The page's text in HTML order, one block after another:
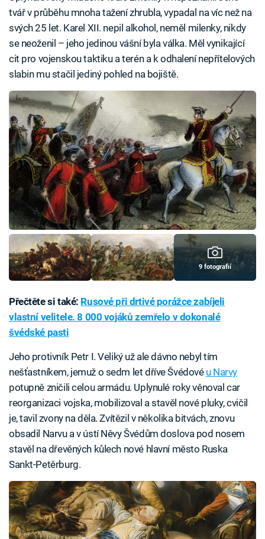
tvář v průběhu mnoha tažení zhrubla, vypadal na víc než na
svých 25 let. Karel XII. nepil alkohol, neměl milenky, nikdy
se neoženil – jeho jedinou vášní byla válka. Měl vynikající
cit pro vojenskou taktiku a terén a k odhalení nepřítelových
slabin mu stačil jediný pohled na bojiště.
9 fotografií
Přečtěte si také: Rusové při drtivé porážce zabíjeli
vlastní velitele. 8 000 vojáků zemřelo v dokonalé
švédské pasti
Jeho protivník Petr I. Veliký už ale dávno nebyl tím
nešťastníkem, jemuž o sedm let dříve Švédové u Narvy
potupně zničili celou armádu. Uplynulé roky věnoval car
reorganizaci vojska, mobilizoval a stavěl nové pluky, cvičil
je, tavil zvony na děla. Zvítězil v několika bitvách, znovu
obsadil Narvu a v ústí Něvy Švédům doslova pod nosem
stavěl na dřevěných kůlech nové hlavní město Ruska
Sankt-Petěrburg.